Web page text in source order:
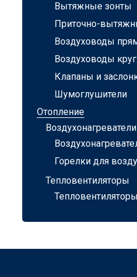
Вытяжные зонты
Приточно-
Воздуховоды
Воздуховоды
Клапаны и
Шумоглушители
Отопление
Воздухонагреватели
Горелки для
Тепловентиляторы